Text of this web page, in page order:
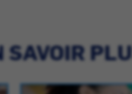
SAVOIR